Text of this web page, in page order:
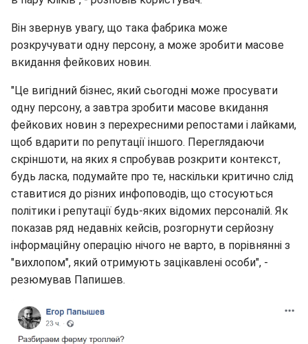
Він звернув увагу, що така фабрика може
розкручувати одну персону, а може зробити масове
вкидання фейкових новин.
"Це вигідний бізнес, який сьогодні може просувати
одну персону, а завтра зробити масове вкидання
фейкових новин з перехресними репостами і лайками,
щоб вдарити по репутації іншого. Переглядаючи
скріншоти, на яких я спробував розкрити контекст,
будь ласка, подумайте про те, наскільки критично слід
ставитися до різних инфоповодів, що стосуються
політики і репутації будь-яких відомих персоналій. Як
показав ряд недавніх кейсів, розгорнути серйозну
інформаційну операцію нічого не варто, в порівнянні з
"вихлопом", який отримують зацікавлені особи", -
резюмував Папишев.